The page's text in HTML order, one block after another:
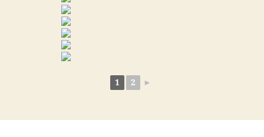
1 2 ►